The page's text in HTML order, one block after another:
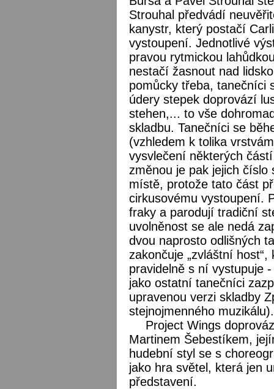
Strouhal předvádí
kanystr, který postačí
vystoupení. Jednotlivé
pravou rytmickou
nestačí žasnout nad
pomůcky třeba, tanečníci
údery stepek doprovází
stehen,... to vše
skladbu. Tanečníci se
(vzhledem k tolika
vysvlečení některých
změnou je pak jejich číslo
místě, protože tato část
cirkusovému vystoupení.
fraky a parodují tradiční
uvolněnost se ale nedá
dvou naprosto odlišných
zakončuje „zvláštní
pravidelně s ní vystupuje
jako ostatní tanečníci
upravenou verzi skladby
stejnojmenného muzikálu).
Project Wings
Martinem Šebestíkem,
hudební styl se s
jako hra světel, která jen
představení.